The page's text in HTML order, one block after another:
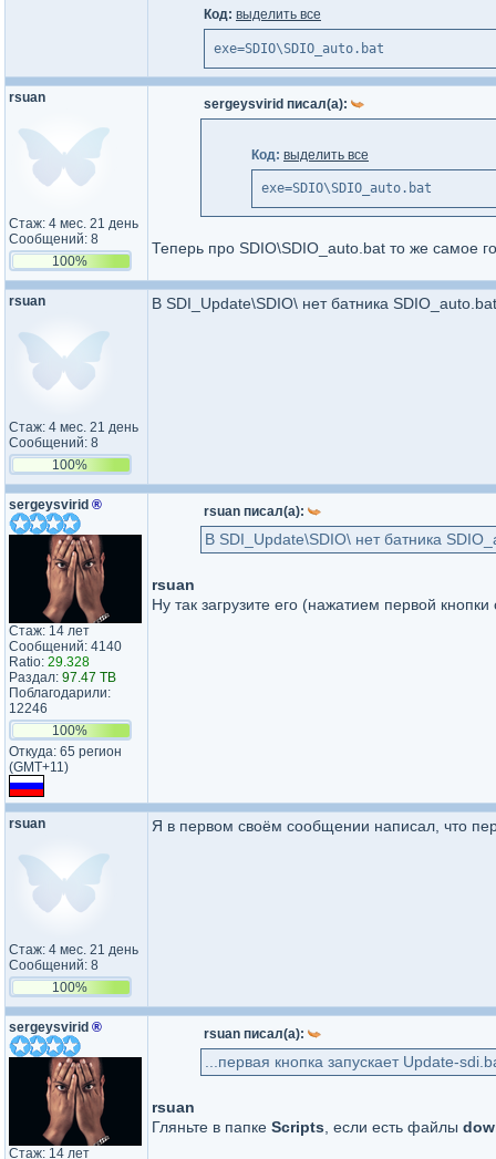
Код: выделить все
exe=SDIO\SDIO_auto.bat
rsuan
Стаж: 4 мес. 21 день
Сообщений: 8
100%
sergeysvirid писал(а):
Код: выделить все
exe=SDIO\SDIO_auto.bat
Теперь про SDIO\SDIO_auto.bat то же самое
rsuan
Стаж: 4 мес. 21 день
Сообщений: 8
100%
В SDI_Update\SDIO\ нет батника SDIO_auto.bat
sergeysvirid ®
Стаж: 14 лет
Сообщений: 4140
Ratio: 29.328
Раздал: 97.47 TB
Поблагодарили:
12246
100%
Откуда: 65 регион
(GMT+11)
rsuan писал(а):
В SDI_Update\SDIO\ нет батника
rsuan
Ну так загрузите его (нажатием первой
rsuan
Стаж: 4 мес. 21 день
Сообщений: 8
100%
Я в первом своём сообщении написал, что
sergeysvirid ®
Стаж: 14 лет
rsuan писал(а):
...первая кнопка запускает Update-
rsuan
Гляньте в папке Scripts , если есть файлы